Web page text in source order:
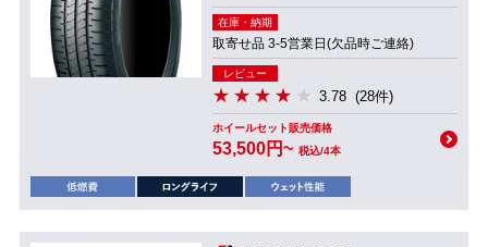
在庫・納期
取寄せ品 3-5営業日(欠品時ご連絡)
レビュー
3.78 (28件)
ホイールセット販売価格
53,500円~ 税込/4本